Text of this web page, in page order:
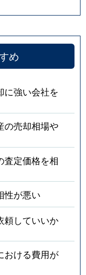
め
に強い会社を
の売却相場や
査定価格を相
性が悪い
頼していいか
おける費用が